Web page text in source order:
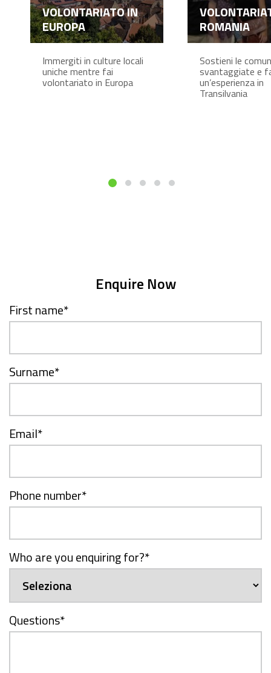
VOLONTARIATO IN
EUROPA
Immergiti in culture locali
uniche mentre fai
volontariato in Europa
ROMANIA
Sostieni le
svantaggiate e
un’esperienza in
Transilvania
Enquire Now
First name*
Surname*
Email*
Phone number*
Who are you enquiring for?*
Questions*